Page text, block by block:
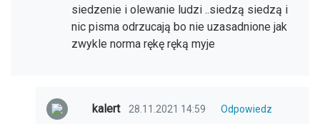
siedzenie i olewanie ludzi ..siedzą siedzą i
nic pisma odrzucają bo nie uzasadnione jak
zwykle norma rękę ręką myje
kalert 28.11.2021 14:59
Odpowiedz